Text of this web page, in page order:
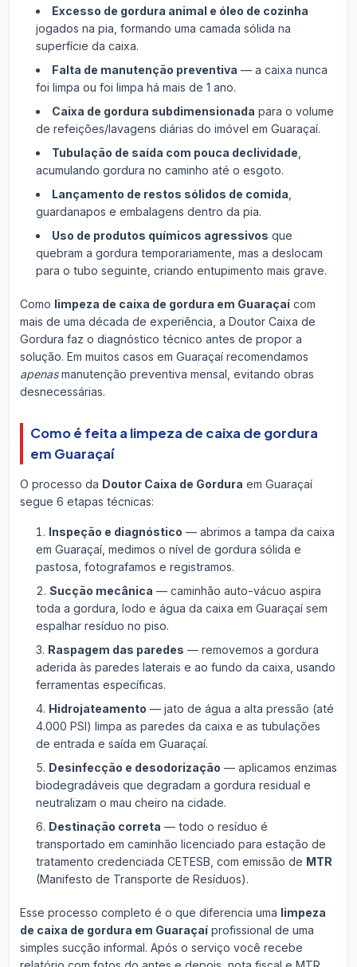
Excesso de gordura animal e óleo de cozinha
jogados na pia, formando uma camada sólida na
superfície da caixa.
Falta de manutenção preventiva — a caixa nunca
foi limpa ou foi limpa há mais de 1 ano.
Caixa de gordura subdimensionada para o volume
de refeições/lavagens diárias do imóvel em Guaraçaí.
Tubulação de saída com pouca declividade
acumulando gordura no caminho até o esgoto.
Lançamento de restos sólidos de comida
guardanapos e embalagens dentro da pia.
Uso de produtos químicos agressivos que
quebram a gordura temporariamente, mas a deslocam
para o tubo seguinte, criando entupimento mais grave.
Como limpeza de caixa de gordura em Guaraçaícom
mais de uma década de experiência, a Doutor Caixa de
Gordura faz o diagnóstico técnico antes de propor a
solução. Em muitos casos em Guaraçaí recomendamos
apenasmanutenção preventiva mensal, evitando obras
desnecessárias.
Como é feita a limpeza de caixa de gordura
em Guaraçaí
O processo da Doutor Caixa de Gordura em Guaraçaí
segue 6 etapas técnicas:
Inspeção e diagnóstico — abrimos a tampa da caixa
em Guaraçaí, medimos o nível de gordura sólida e
pastosa, fotografamos e registramos.
Sucção mecânica — caminhão auto-vácuo aspira
toda a gordura, lodo e água da caixa em Guaraçaí sem
espalhar resíduo no piso.
Raspagem das paredes — removemos a gordura
aderida às paredes laterais e ao fundo da caixa, usando
ferramentas específicas.
Hidrojateamento — jato de água a alta pressão (até
4.000 PSI) limpa as paredes da caixa e as tubulações
de entrada e saída em Guaraçaí.
Desinfecção e desodorização — aplicamos enzimas
biodegradáveis que degradam a gordura residual e
neutralizam o mau cheiro na cidade.
Destinação correta — todo o resíduo é
transportado em caminhão licenciado para estação de
tratamento credenciada CETESB, com emissão de MTR
(Manifesto de Transporte de Resíduos).
Esse processo completo é o que diferencia uma limpeza
de caixa de gordura em Guaraçaíprofissional de uma
simples sucção informal. Após o serviço você recebe